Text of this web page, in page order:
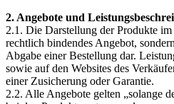
2. Angebote und
2.1. Die Darstellung der Produkte
rechtlich bindendes Angebot,
Abgabe einer Bestellung dar.
sowie auf den Websites des
einer Zusicherung oder Garantie.
2.2. Alle Angebote gelten „solange